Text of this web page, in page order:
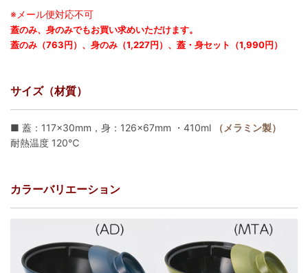
※メール便対応不可
蓋のみ、身のみでもお買い求めいただけます。
蓋のみ（763円）、身のみ（1,227円）、蓋・身セット（1,990円）
サイズ（材質）
■ 蓋：117×30mm，身：126×67mm ・410ml
（メラミン製）
耐熱温度 120℃
カラーバリエーション